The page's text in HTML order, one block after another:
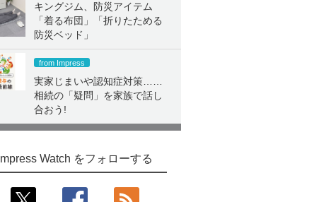
キングジム、防災アイテム
「着る布団」「折りたためる
防災ベッド」
from Impress
実家じまいや認知症対策……
相続の「疑問」を家族で話し
合おう!
Impress Watch をフォローする